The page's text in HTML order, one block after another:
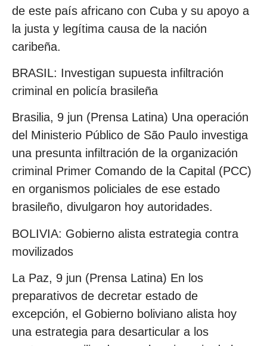
de este país africano con Cuba y su apoyo a
la justa y legítima causa de la nación
caribeña.
BRASIL: Investigan supuesta infiltración
criminal en policía brasileña
Brasilia, 9 jun (Prensa Latina) Una operación
del Ministerio Público de São Paulo investiga
una presunta infiltración de la organización
criminal Primer Comando de la Capital (PCC)
en organismos policiales de ese estado
brasileño, divulgaron hoy autoridades.
BOLIVIA: Gobierno alista estrategia contra
movilizados
La Paz, 9 jun (Prensa Latina) En los
preparativos de decretar estado de
excepción, el Gobierno boliviano alista hoy
una estrategia para desarticular a los